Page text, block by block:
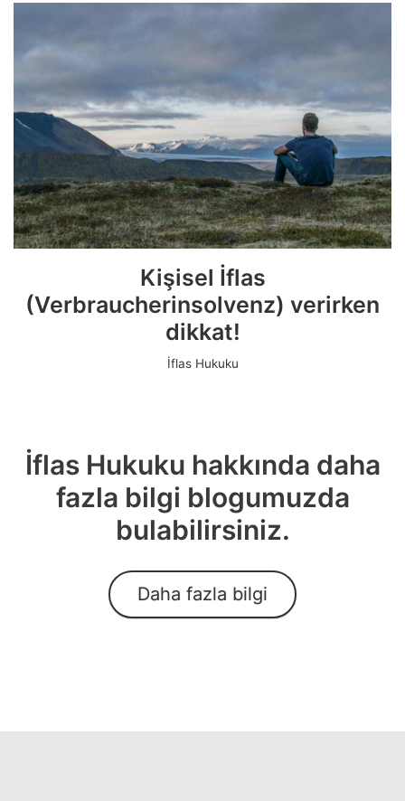
Kişisel İflas
(Verbraucherinsolvenz) verirken
dikkat!
İflas Hukuku
İflas Hukuku hakkında daha
fazla bilgi blogumuzda
bulabilirsiniz.
Daha fazla bilgi